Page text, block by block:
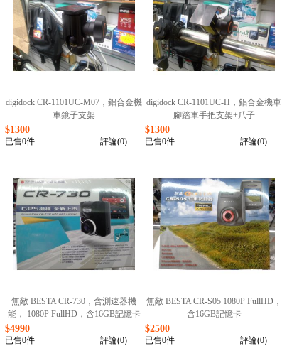
digidock CR-1101UC-M07，鋁合金機
車鏡子支架
$1300
已售0件 評論(0)
digidock CR-1101UC-H，鋁合金機車
腳踏車手把支架+爪子
$1300
已售0件 評論(0)
無敵 BESTA CR-730，含測速器機
能， 1080P FullHD，含16GB記憶卡
$4990
已售0件 評論(0)
無敵 BESTA CR-S05 1080P FullHD，
含16GB記憶卡
$2500
已售0件 評論(0)